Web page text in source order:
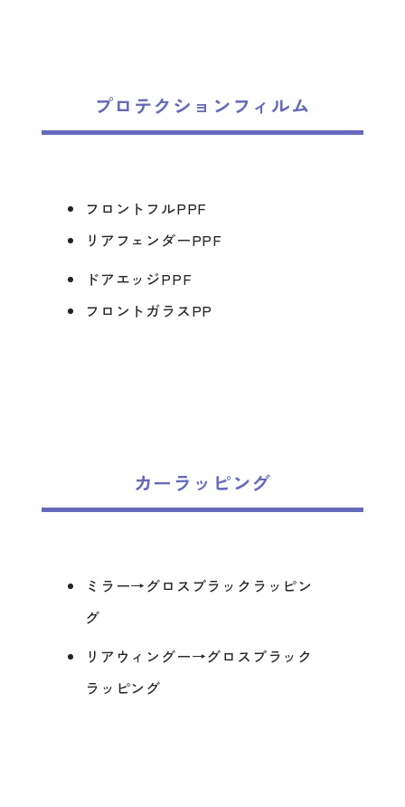
プロテクションフィルム
フロントフルPPF
リアフェンダーPPF
ドアエッジPPF
フロントガラスPP
カーラッピング
ミラー→グロスブラックラッピン
グ
リアウィングー→グロスブラック
ラッピング